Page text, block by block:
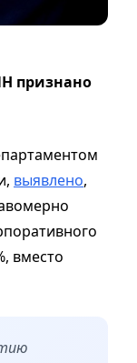
признано
выявлено,
вместо